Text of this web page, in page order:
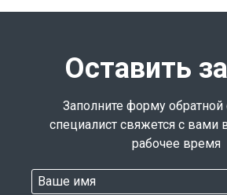
Оставить
Заполните форму
специалист свяжется с
рабочее время